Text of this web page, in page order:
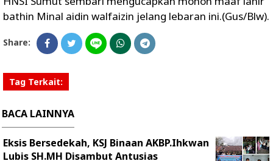
bathin Minal aidin walfaizin jelang lebaran ini.(Gus/Blw).
Share:
Tag Terkait:
BACA LAINNYA
Eksis Bersedekah, KSJ Binaan AKBP.Ihkwan
Lubis SH.MH Disambut Antusias